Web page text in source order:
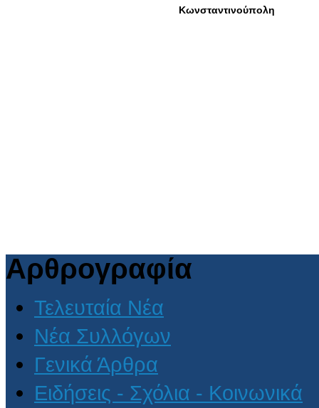
Αρθρογραφία
Τελευταία Νέα
Νέα Συλλόγων
Γενικά Άρθρα
Ειδήσεις - Σχόλια - Κοινωνικά